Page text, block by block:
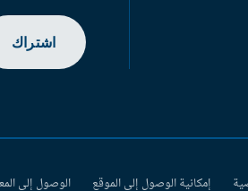
اشتراك
إمكانية الوصول إلى الموقع الوصول إلى